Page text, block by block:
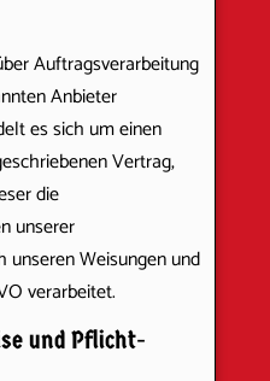
Auftragsverarbeitung
Anbieter
es sich um einen
Vertrag,
die
unserer
unseren Weisungen und
verarbeitet.
und Pflicht­